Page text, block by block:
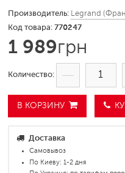
Доставка
Самовывоз
По Киеву: 1-2 дня
Legrand
770247
1 989грн
В КОРЗИНУ